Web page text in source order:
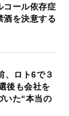
コール依存症
酒を決意する
、ロト6で３
後も会社を
いた“本当の